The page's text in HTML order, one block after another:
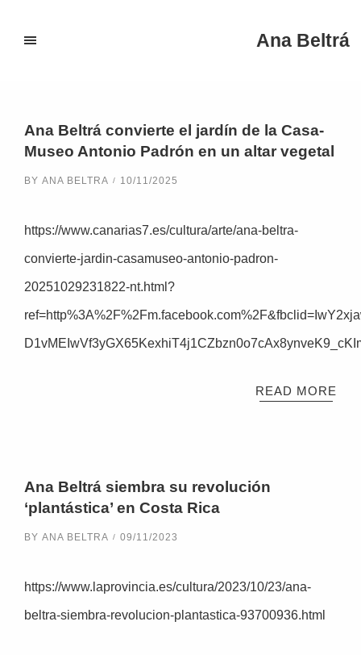
Ana Beltrá
Ana Beltrá convierte el jardín de la Casa-
Museo Antonio Padrón en un altar vegetal
BY ANA BELTRA 10/11/2025
https://www.canarias7.es/cultura/arte/ana-beltra-
convierte-jardin-casamuseo-antonio-padron-
20251029231822-nt.html?
READ MORE
Ana Beltrá siembra su revolución
‘plantástica’ en Costa Rica
BY ANA BELTRA 09/11/2023
https://www.laprovincia.es/cultura/2023/10/23/ana-
beltra-siembra-revolucion-plantastica-93700936.html